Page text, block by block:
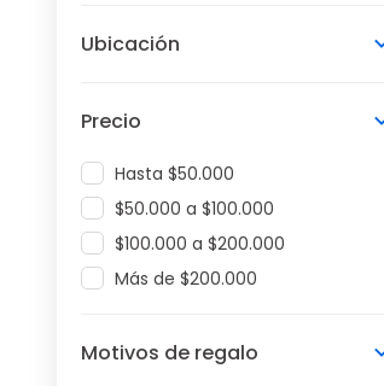
Ubicación
Precio
Hasta $50.000
$50.000 a $100.000
$100.000 a $200.000
Más de $200.000
Motivos de regalo